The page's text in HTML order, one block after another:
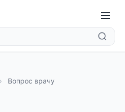
› Вопрос врачу